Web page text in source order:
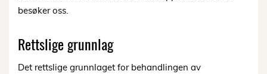
besøker oss.
Rettslige grunnlag
Det rettslige grunnlaget for behandlingen av